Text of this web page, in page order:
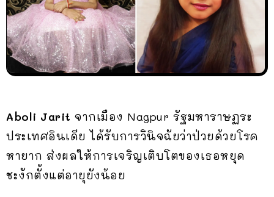
Aboli Jarit จากเมือง Nagpur รัฐมหาราษฏระ
ประเทศอินเดีย ได้รับการวินิจฉัยว่าป่วยด้วยโรค
หายาก ส่งผลให้การเจริญเติบโตของเธอหยุด
ชะงักตั้งแต่อายุยังน้อย